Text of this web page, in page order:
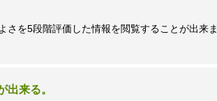
を5段階評価した情報を閲覧することが出来ま
来る。